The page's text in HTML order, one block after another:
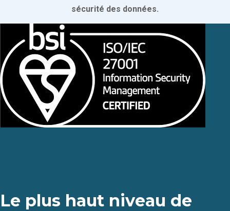
sécurité des données.
Le plus haut niveau de